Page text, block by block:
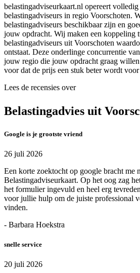
belastingadviseurkaart.nl opereert
belastingadviseurs in regio Voorschoten.
belastingadviseurs beschikbaar zijn en
jouw opdracht. Wij maken een koppeling
belastingadviseurs uit Voorschoten
ontstaat. Deze onderlinge concurrentie
jouw regio die jouw opdracht graag
voor dat de prijs een stuk beter wordt
Lees de recensies over
Belastingadvies uit
Google is je grootste vriend
26 juli 2026
Een korte zoektocht op google bracht me
Belastingadviseurkaart. Op het oog zag
het formulier ingevuld en heel erg
voor jullie hulp om de juiste professional
vinden.
- Barbara Hoekstra
snelle service
20 juli 2026